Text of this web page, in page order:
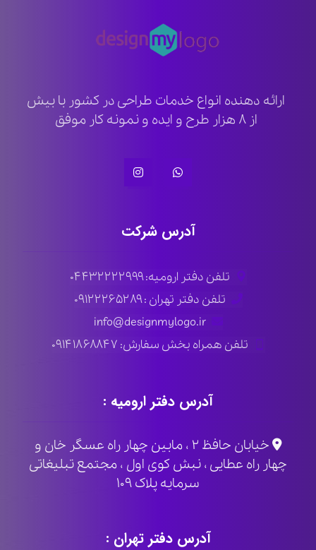
ارائه دهنده انواع خدمات طراحی در کشور با بیش
از ۸ هزار طرح و ایده و نمونه کار موفق
آدرس شرکت
تلفن دفتر ارومیه: ۰۴۴۳۲۲۲۲۹۹۹
تلفن دفتر تهران : ۰۹۱۲۲۲۶۵۲۸۹
info@designmylogo.ir
تلفن همراه بخش سفارش: ۰۹۱۴۱۸۶۸۸۴۷
آدرس دفتر ارومیه :
خیابان حافظ ۲ ، مابین چهار راه عسگر خان و
چهار راه عطایی ، نبش کوی اول ، مجتمع تبلیغاتی
سرمایه پلاک ۱۰۹
آدرس دفتر تهران :